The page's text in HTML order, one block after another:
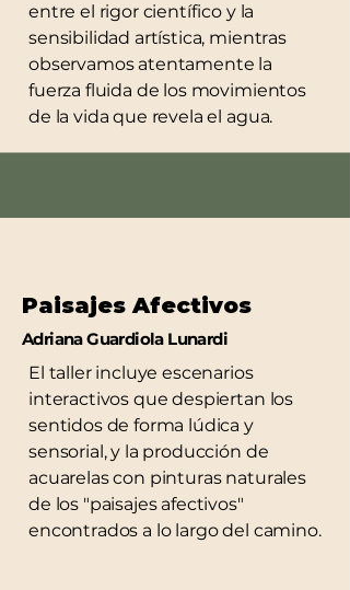
entre el rigor científico y la
sensibilidad artística, mientras
observamos atentamente la
fuerza fluida de los movimientos
de la vida que revela el agua.
Paisajes Afectivos
Adriana Guardiola Lunardi
El taller incluye escenarios
interactivos que despiertan los
sentidos de forma lúdica y
sensorial, y la producción de
acuarelas con pinturas naturales
de los "paisajes afectivos"
encontrados a lo largo del camino.